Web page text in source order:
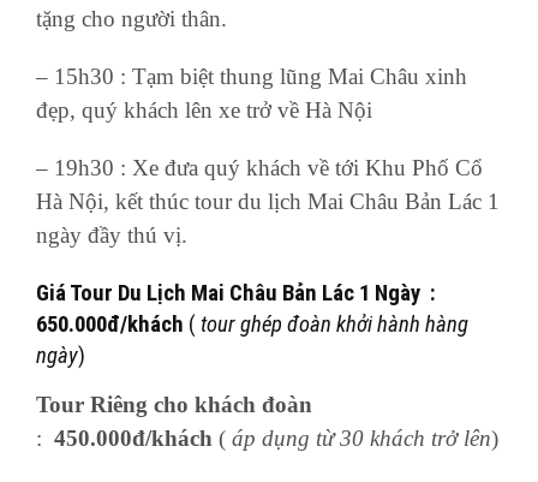
tặng cho người thân.
– 15h30 : Tạm biệt thung lũng Mai Châu xinh
đẹp, quý khách lên xe trở về Hà Nội
– 19h30 : Xe đưa quý khách về tới Khu Phố Cổ
Hà Nội, kết thúc tour du lịch Mai Châu Bản Lác 1
ngày đầy thú vị.
Giá Tour Du Lịch Mai Châu Bản Lác 1 Ngày :
650.000đ/khách ( tour ghép đoàn khởi hành hàng
ngày)
Tour Riêng cho khách đoàn
: 450.000đ/khách ( áp dụng từ 30 khách trở lên)